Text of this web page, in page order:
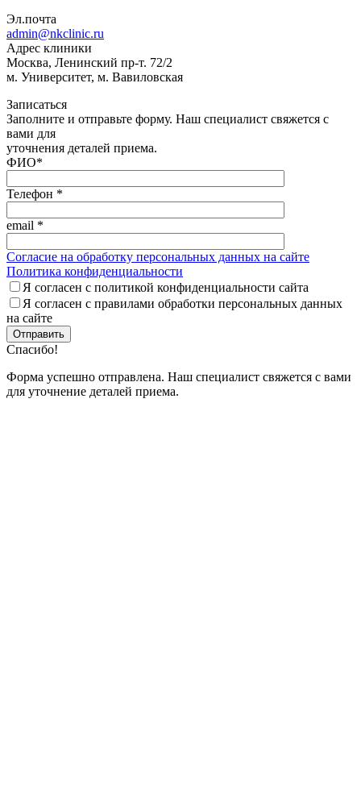
Эл.почта
admin@nkclinic.ru
Адрес клиники
Москва, Ленинский пр-т. 72/2
м. Университет, м. Вавиловская
Записаться
Заполните и отправьте форму. Наш специалист свяжется с
вами для
уточнения деталей приема.
ФИО*
Телефон *
email *
Согласие на обработку персональных данных на сайте
Политика конфиденциальности
Я согласен с политикой конфиденциальности сайта
Я согласен с правилами обработки персональных данных
на сайте
Отправить
Спасибо!
Форма успешно отправлена. Наш специалист свяжется с вами
для уточнение деталей приема.